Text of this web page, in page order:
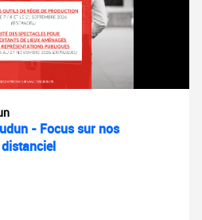
- Focus sur nos